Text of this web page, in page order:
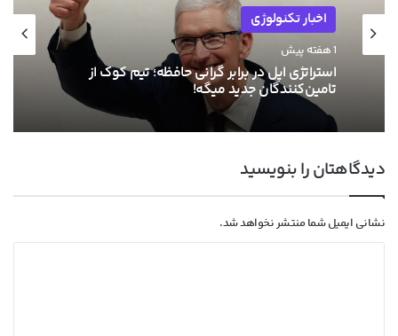
اخبار تکنولوژی
1 هفته پیش
استراتژی اپل در برابر گرانی حافظه؛ تیم کوک از
تامین‌کنندگان جدید میگه!
دیدگاهتان را بنویسید
نشانی ایمیل شما منتشر نخواهد شد.